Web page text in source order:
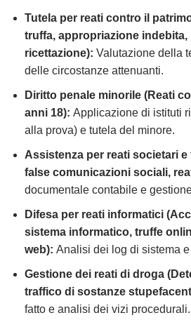
Tutela per reati contro il
truffa, appropriazione indebita,
ricettazione): Valutazione della
delle circostanze attenuanti.
Diritto penale minorile (Reati
anni 18): Applicazione di istituti
alla prova) e tutela del minore.
Assistenza per reati societari
false comunicazioni sociali,
documentale contabile e
Difesa per reati informatici
sistema informatico, truffe
web): Analisi dei log di sistema
Gestione dei reati di droga
traffico di sostanze
fatto e analisi dei vizi procedurali.